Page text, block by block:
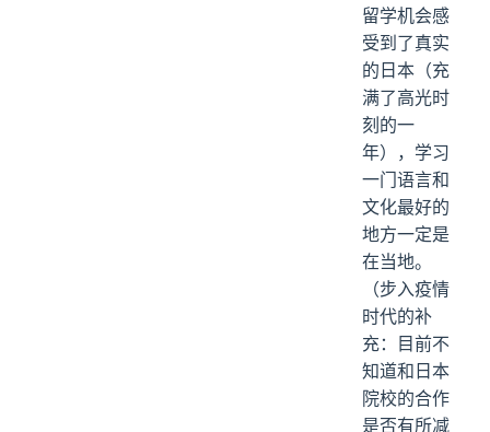
留学机会感
受到了真实
的日本（充
满了高光时
刻的一
年），学习
一门语言和
文化最好的
地方一定是
在当地。
（步入疫情
时代的补
充：目前不
知道和日本
院校的合作
是否有所减